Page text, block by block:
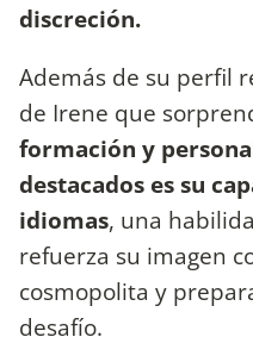
discreción.
Además de su perfil
de Irene que
formación y
destacados es su
idiomas, una
refuerza su imagen
cosmopolita y
desafío.